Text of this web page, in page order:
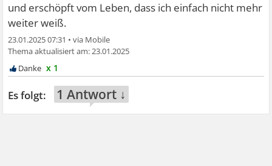
und erschöpft vom Leben, dass ich einfach nicht mehr
weiter weiß.
23.01.2025 07:31 •
23.01.2025
x 1
1 Antwort ↓